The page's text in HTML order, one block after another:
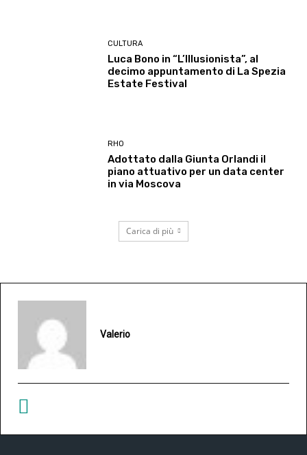
CULTURA
Luca Bono in “L’Illusionista”, al
decimo appuntamento di La Spezia
Estate Festival
RHO
Adottato dalla Giunta Orlandi il
piano attuativo per un data center
in via Moscova
Carica di più
Valerio